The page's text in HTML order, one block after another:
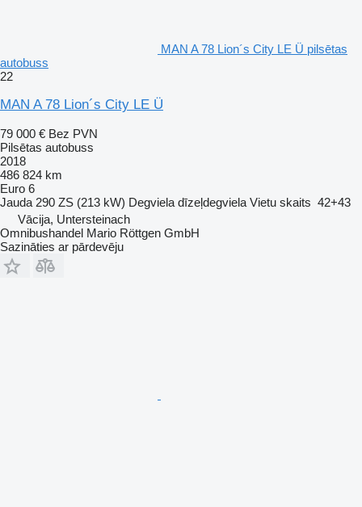
MAN A 78 Lion´s City LE Ü pilsētas
autobuss
22
MAN A 78 Lion´s City LE Ü
79 000 € Bez PVN
Pilsētas autobuss
2018
486 824 km
Euro 6
Jauda 290 ZS (213 kW) Degviela dīzeļdegviela Vietu skaits 42+43
Vācija, Untersteinach
Omnibushandel Mario Röttgen GmbH
Sazināties ar pārdevēju